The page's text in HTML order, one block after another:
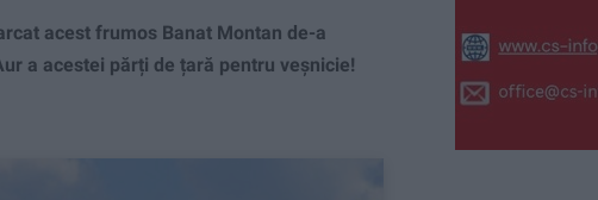
acest frumos Banat Montan de-a
a acestei părți de țară pentru veșnicie!